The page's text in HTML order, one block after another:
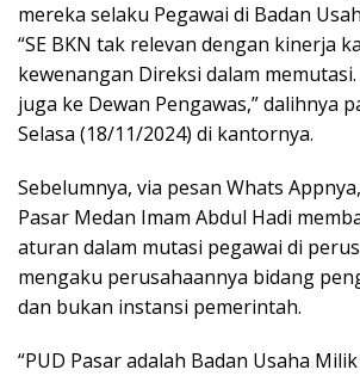
mereka selaku Pegawai di Badan
“SE BKN tak relevan dengan kinerja
kewenangan Direksi dalam
juga ke Dewan Pengawas,” dalihnya
Selasa (18/11/2024) di kantornya.
Sebelumnya, via pesan Whats
Pasar Medan Imam Abdul Hadi
aturan dalam mutasi pegawai di
mengaku perusahaannya bidang
dan bukan instansi pemerintah.
“PUD Pasar adalah Badan Usaha